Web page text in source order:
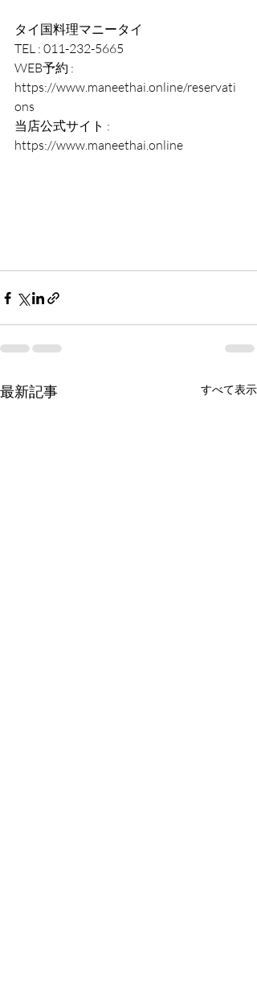
タイ国料理マニータイ
TEL : 011-232-5665
WEB予約 :
https://www.maneethai.online/reservati
ons
当店公式サイト :
https://www.maneethai.online
最新記事 すべて表示